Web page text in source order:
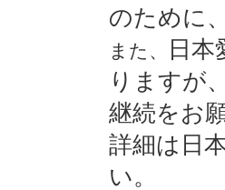
のために
また、
日
りますが
継続をお
詳細は日
い。